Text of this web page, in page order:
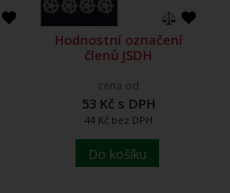
Hodnostní označení
členů JSDH
cena od
53 Kč s DPH
44 Kč bez DPH
Do košíku